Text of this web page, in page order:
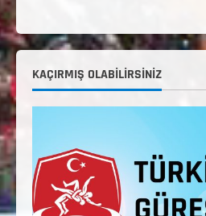
KAÇIRMIŞ OLABILIRSINIZ